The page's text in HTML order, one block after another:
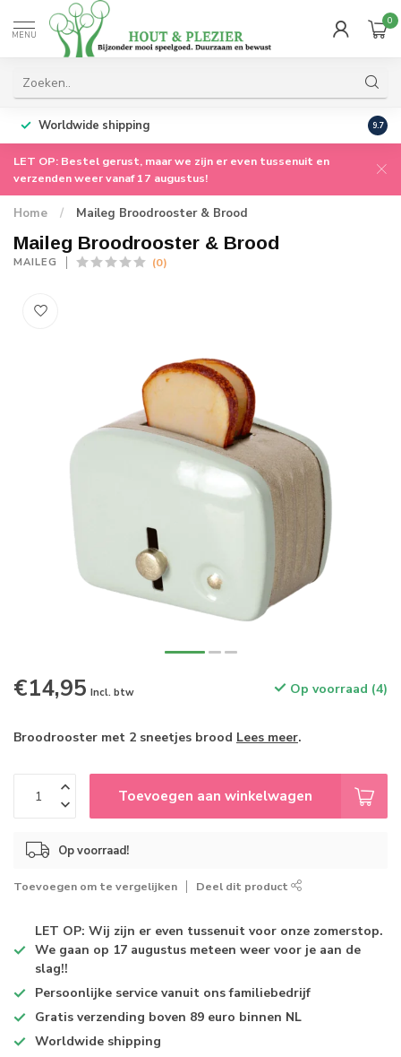
MENU
0
Worldwide shipping 9.7
LET OP: Bestel gerust, maar we zijn er even tussenuit en
verzenden weer vanaf 17 augustus!
Home / Maileg Broodrooster & Brood
Maileg Broodrooster & Brood
MAILEG (0)
€14,95 Incl. btw Op voorraad (4)
Broodrooster met 2 sneetjes brood Lees meer.
Toevoegen aan winkelwagen
Op voorraad!
Toevoegen om te vergelijken Deel dit product
LET OP: Wij zijn er even tussenuit voor onze zomerstop.
We gaan op 17 augustus meteen weer voor je aan de
slag!!
Persoonlijke service vanuit ons familiebedrijf
Gratis verzending boven 89 euro binnen NL
Worldwide shipping